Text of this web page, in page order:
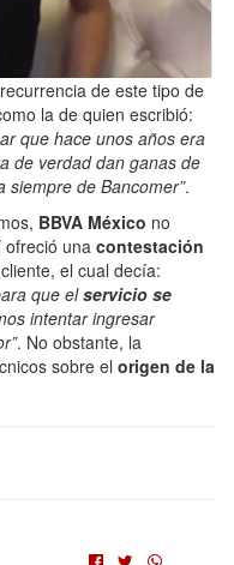
de este tipo de
la de quien escribió:
que hace unos años era
de verdad dan ganas de
siempre de Bancomer”.
BBVA México no
una contestación
el cual decía:
que elservicio se
intentar ingresar
. No obstante, la
sobre el origen de la